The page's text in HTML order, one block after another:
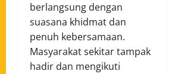
berlangsung dengan
suasana khidmat dan
penuh kebersamaan.
Masyarakat sekitar tampak
hadir dan mengikuti